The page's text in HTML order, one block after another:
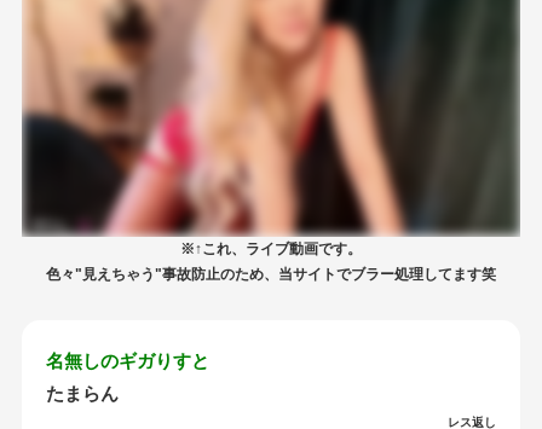
※↑これ、ライブ動画です。
色々"見えちゃう"事故防止のため、当サイトでブラー処理してます笑
名無しのギガりすと
たまらん
レス返し